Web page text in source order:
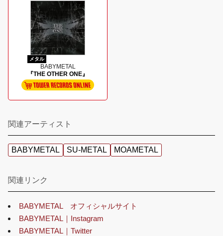
メタル
BABYMETAL
『THE OTHER ONE』
関連アーティスト
BABYMETAL SU-METAL MOAMETAL
関連リンク
BABYMETAL オフィシャルサイト
BABYMETAL｜Instagram
BABYMETAL｜Twitter